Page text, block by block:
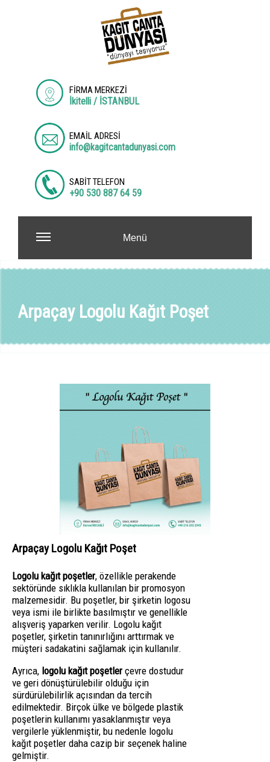
FİRMA MERKEZİ
İkitelli / İSTANBUL
EMAİL ADRESİ
info@kagitcantadunyasi.com
SABİT TELEFON
+90 530 887 64 59
Menü
Arpaçay Logolu Kağıt Poşet
Arpaçay Logolu Kağıt Poşet
Logolu kağıt poşetler, özellikle perakende
sektöründe sıklıkla kullanılan bir promosyon
malzemesidir. Bu poşetler, bir şirketin logosu
veya ismi ile birlikte basılmıştır ve genellikle
alışveriş yaparken verilir. Logolu kağıt
poşetler, şirketin tanınırlığını arttırmak ve
müşteri sadakatini sağlamak için kullanılır.
Ayrıca, logolu kağıt poşetlerçevre dostudur
ve geri dönüştürülebilir olduğu için
sürdürülebilirlik açısından da tercih
edilmektedir. Birçok ülke ve bölgede plastik
poşetlerin kullanımı yasaklanmıştır veya
vergilerle yüklenmiştir, bu nedenle logolu
kağıt poşetler daha cazip bir seçenek haline
gelmiştir.